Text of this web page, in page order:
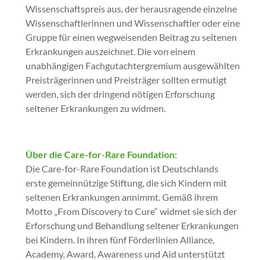
Wissenschaftspreis aus, der herausragende einzelne
Wissenschaftlerinnen und Wissenschaftler oder eine
Gruppe für einen wegweisenden Beitrag zu seltenen
Erkrankungen auszeichnet. Die von einem
unabhängigen Fachgutachtergremium ausgewählten
Preisträgerinnen und Preisträger sollten ermutigt
werden, sich der dringend nötigen Erforschung
seltener Erkrankungen zu widmen.
Über die Care-for-Rare Foundation:
Die Care-for-Rare Foundation ist Deutschlands
erste gemeinnützige Stiftung, die sich Kindern mit
seltenen Erkrankungen annimmt. Gemäß ihrem
Motto „From Discovery to Cure“ widmet sie sich der
Erforschung und Behandlung seltener Erkrankungen
bei Kindern. In ihren fünf Förderlinien Alliance,
Academy, Award, Awareness und Aid unterstützt